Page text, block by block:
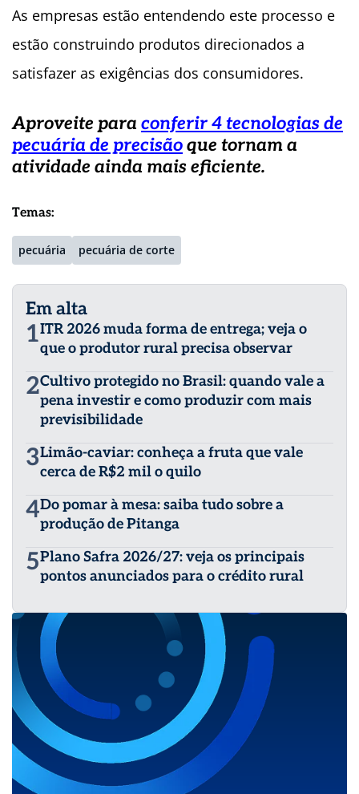
As empresas estão entendendo este processo e
estão construindo produtos direcionados a
satisfazer as exigências dos consumidores.
Aproveite para conferir 4 tecnologias de
pecuária de precisãoque tornam a
atividade ainda mais eficiente.
Temas:
pecuária pecuária de corte
Em alta
1ITR 2026 muda forma de entrega; veja o
que o produtor rural precisa observar
2Cultivo protegido no Brasil: quando vale a
pena investir e como produzir com mais
previsibilidade
3Limão-caviar: conheça a fruta que vale
cerca de R$2 mil o quilo
4Do pomar à mesa: saiba tudo sobre a
produção de Pitanga
5Plano Safra 2026/27: veja os principais
pontos anunciados para o crédito rural